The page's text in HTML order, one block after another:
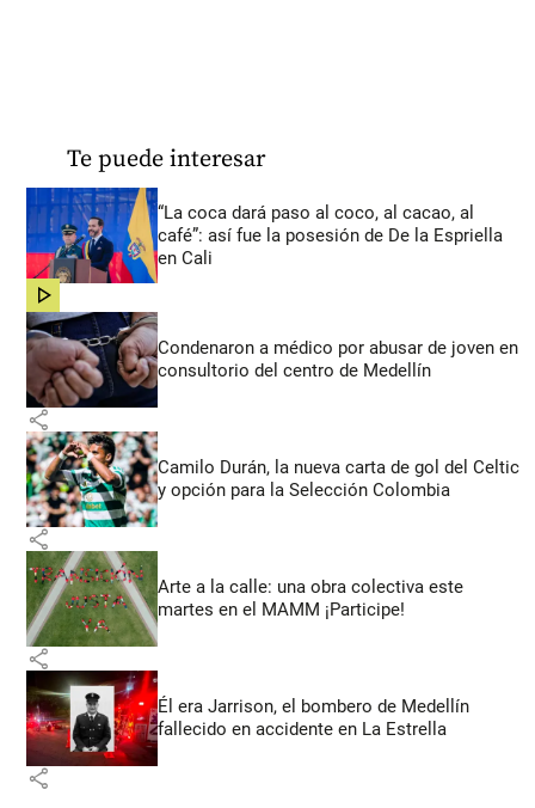
Te puede interesar
“La coca dará paso al coco, al cacao, al
café”: así fue la posesión de De la Espriella
en Cali
share
Condenaron a médico por abusar de joven en
consultorio del centro de Medellín
share
Camilo Durán, la nueva carta de gol del Celtic
y opción para la Selección Colombia
share
Arte a la calle: una obra colectiva este
martes en el MAMM ¡Participe!
share
Él era Jarrison, el bombero de Medellín
fallecido en accidente en La Estrella
share